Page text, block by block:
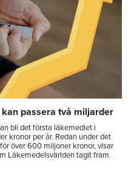
passera två miljarder
bli det första läkemedlet i
kronor per år. Redan under det
över 600 miljoner kronor, visar
Läkemedelsvärlden tagit fram.